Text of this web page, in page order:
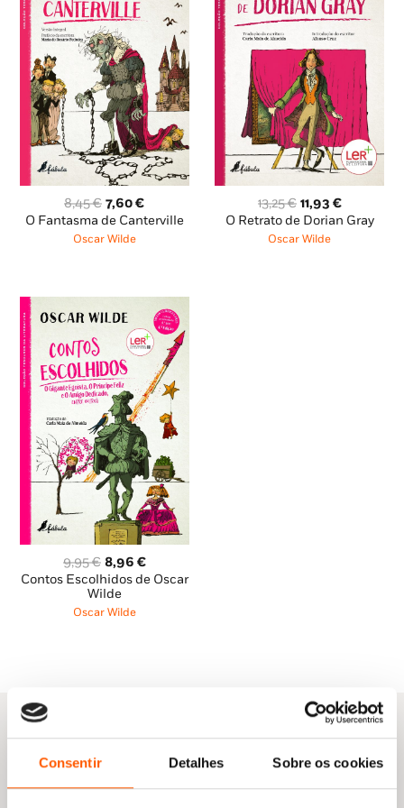
Consentir Detalhes Sobre os cookies
8,45€ O
preço
original
7,60€O
preço
O Fantasma de Canterville
Oscar Wilde
13,25€ O
preço
original
11,93 €O
preço
O Retrato de Dorian Gray
Oscar Wilde
9,95€ O
preço
original
era:
8,96 €O
preço
Contos Escolhidos de Oscar
Wilde
Oscar Wilde
Outras sugestões